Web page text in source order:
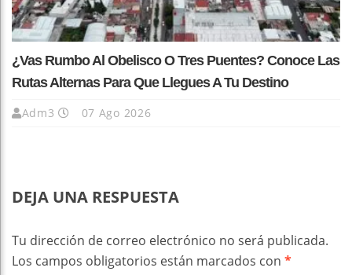
¿Vas Rumbo Al Obelisco O Tres Puentes? Conoce Las
Rutas Alternas Para Que Llegues A Tu Destino
Adm3 07 Ago 2026
DEJA UNA RESPUESTA
Tu dirección de correo electrónico no será publicada.
Los campos obligatorios están marcados con *